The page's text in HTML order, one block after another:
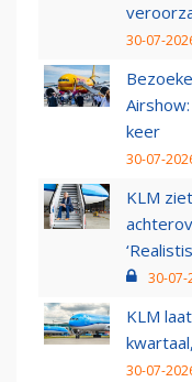
30-07-
keer
30-07-
KLM
30-07-
KLM
30-07-